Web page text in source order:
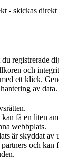
- skickas
registrerade
och
ett klick.
av data.
få en liten
webbplats.
är skyddat av
och